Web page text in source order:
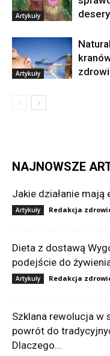
Artykuły
Artykuły
NAJNOWSZE
Jakie działanie
Artykuły Redakcja
Dieta z dostawą
podejście do
Artykuły Redakcja
Szklana rewolucja w
powrót do
Dlaczego...